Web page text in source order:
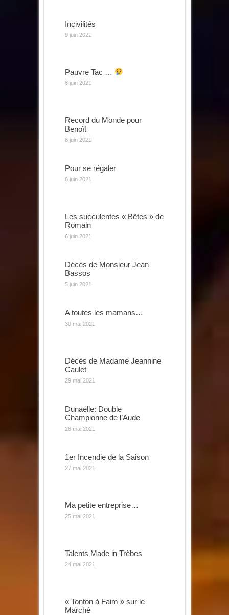
Incivilités
9 juin 2021
Pauvre Tac …
8 juin 2021
Record du Monde pour
Benoît
8 juin 2021
Pour se régaler
8 juin 2021
Les succulentes « Bêtes » de
Romain
6 juin 2021
Décès de Monsieur Jean
Bassos
5 juin 2021
A toutes les mamans…
30 mai 2021
Décès de Madame Jeannine
Caulet
29 mai 2021
Dunaëlle: Double
Championne de l’Aude
28 mai 2021
1er Incendie de la Saison
27 mai 2021
Ma petite entreprise…
25 mai 2021
Talents Made in Trèbes
24 mai 2021
« Tonton à Faim » sur le
Marché